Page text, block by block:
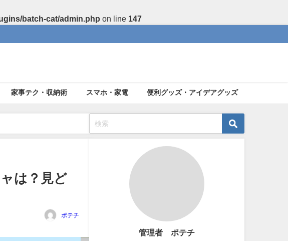
batch-cat/admin.php on line 147
家事テク・収納術 スマホ・家電 便利グッズ・アイデアグッズ
は？見ど
ポテチ
管理者 ポテチ